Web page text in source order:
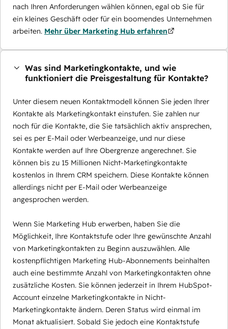
nach Ihren Anforderungen wählen können, egal ob Sie für
ein kleines Geschäft oder für ein boomendes Unternehmen
arbeiten. Mehr über Marketing Hub erfahren
Was sind Marketingkontakte, und wie
funktioniert die Preisgestaltung für Kontakte?
Unter diesem neuen Kontaktmodell können Sie jeden Ihrer
Kontakte als Marketingkontakt einstufen. Sie zahlen nur
noch für die Kontakte, die Sie tatsächlich aktiv ansprechen,
sei es per E-Mail oder Werbeanzeige, und nur diese
Kontakte werden auf Ihre Obergrenze angerechnet. Sie
können bis zu 15 Millionen Nicht-Marketingkontakte
kostenlos in Ihrem CRM speichern. Diese Kontakte können
allerdings nicht per E-Mail oder Werbeanzeige
angesprochen werden.
Wenn Sie Marketing Hub erwerben, haben Sie die
Möglichkeit, Ihre Kontaktstufe oder Ihre gewünschte Anzahl
von Marketingkontakten zu Beginn auszuwählen. Alle
kostenpflichtigen Marketing Hub-Abonnements beinhalten
auch eine bestimmte Anzahl von Marketingkontakten ohne
zusätzliche Kosten. Sie können jederzeit in Ihrem HubSpot-
Account einzelne Marketingkontakte in Nicht-
Marketingkontakte ändern. Deren Status wird einmal im
Monat aktualisiert. Sobald Sie jedoch eine Kontaktstufe